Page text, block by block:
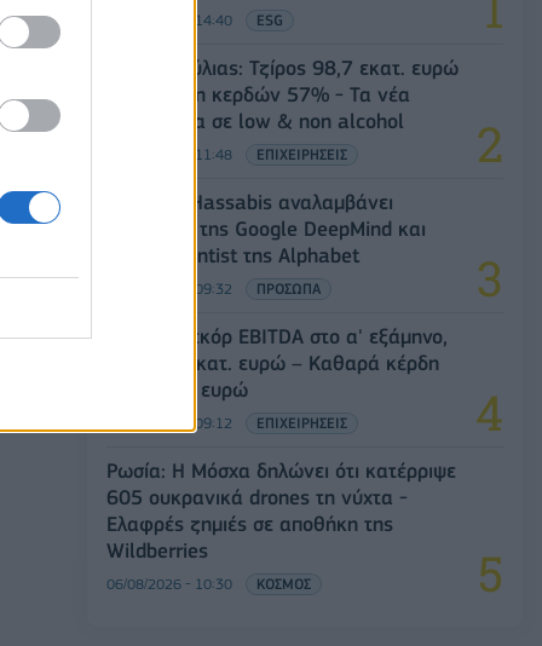
06/08/2026 - 14:40 ESG
Β.Σ. Καρούλιας: Τζίρος 98,7 εκατ. ευρώ
και αύξηση κερδών 57% - Τα νέα
στοιχήματα σε low & non alcohol
06/08/2026 - 11:48 ΕΠΙΧΕΙΡΗΣΕΙΣ
Ο Demis Hassabis αναλαμβάνει
Πρόεδρος της Google DeepMind και
Chief Scientist της Alphabet
06/08/2026 - 09:32 ΠΡΟΣΩΠΑ
Metlen: Ρεκόρ EBITDA στο α' εξάμηνο,
στα 550 εκατ. ευρώ – Καθαρά κέρδη
313 εκατ. ευρώ
06/08/2026 - 09:12 ΕΠΙΧΕΙΡΗΣΕΙΣ
Ρωσία: Η Μόσχα δηλώνει ότι κατέρριψε
605 ουκρανικά drones τη νύχτα -
Ελαφρές ζημιές σε αποθήκη της
Wildberries
06/08/2026 - 10:30 ΚΟΣΜΟΣ